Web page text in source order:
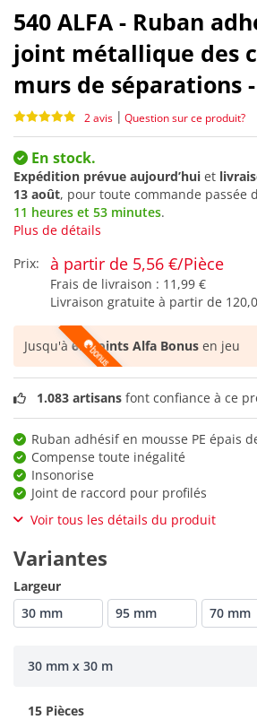
540 ALFA - Ruban
joint métallique des
murs de séparations
2 avis | Question sur ce produit?
En stock.
Expédition prévue aujourd’hui et
13 août, pour toute commande passée
11 heures et 53 minutes.
Plus de détails
Prix:
à partir de 5,56 €/Pièce
Frais de livraison : 11,99 €
Livraison gratuite à partir de
Jusqu'à69 points Alfa Bonus en jeu
1.083 artisans font confiance à ce
Ruban adhésif en mousse PE épais
Compense toute inégalité
Insonorise
Joint de raccord pour profilés
Voir tous les détails du produit
Variantes
Largeur
30 mm
95 mm 70 mm
30 mm x 30 m
15 Pièces